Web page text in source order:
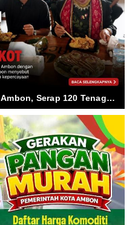
Mie Gacoan Resmi Masuk Ambon, Serap 120 Tenaga Kerja Lokal, Pemkot Sebut Sinyal Positif Investasi